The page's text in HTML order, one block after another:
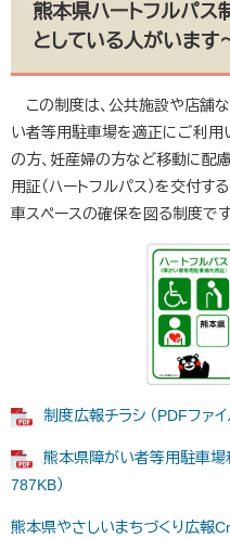
熊本県ハートフルパ
としている人がいます
この制度は、公共施設や店舗
い者等用駐車場を適正にご利用
の方、妊産婦の方など移動に配
用証（ハートフルパス）を交付
車スペースの確保を図る制度です
制度広報チラシ （PDFファイ
熊本県障がい者等用駐車場
787KB）
熊本県やさしいまちづくり広報